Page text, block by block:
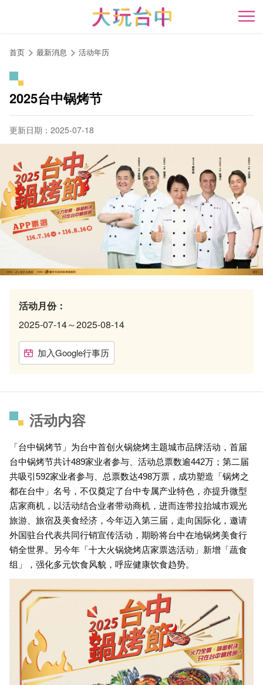
开
首页 最新消息 活动年历
2025台中锅烤节
更新日期：2025-07-18
活动月份：
2025-07-14～2025-08-14
加入Google行事历
活动内容
「台中锅烤节」为台中首创火锅烧烤主题城市品牌活动，首届
台中锅烤节共计489家业者参与、活动总票数逾442万；第二届
共吸引592家业者参与、总票数达498万票，成功塑造「锅烤之
都在台中」名号，不仅奠定了台中专属产业特色，亦提升微型
店家商机，以活动结合业者带动商机，进而连带拉抬城市观光
旅游、旅宿及美食经济，今年迈入第三届，走向国际化，邀请
外国驻台代表共同行销宣传活动，期盼将台中在地锅烤美食行
销全世界。另今年「十大火锅烧烤店家票选活动」新增「蔬食
组」，强化多元饮食风貌，呼应健康饮食趋势。